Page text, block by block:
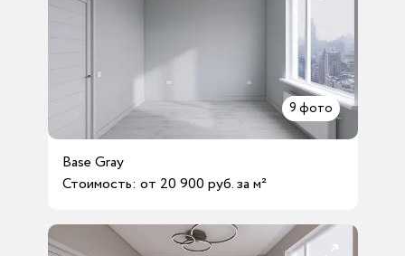
9 фото
Base Gray
Стоимость: от 20 900 руб. за м²